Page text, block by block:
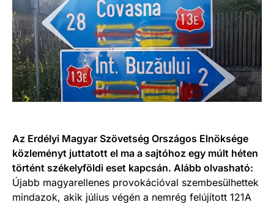
Az Erdélyi Magyar Szövetség Országos Elnöksége
közleményt juttatott el ma a sajtóhoz egy múlt héten
történt székelyföldi eset kapcsán. Alább olvasható:
Újabb magyarellenes provokációval szembesülhettek
mindazok, akik július végén a nemrég felújított 121A